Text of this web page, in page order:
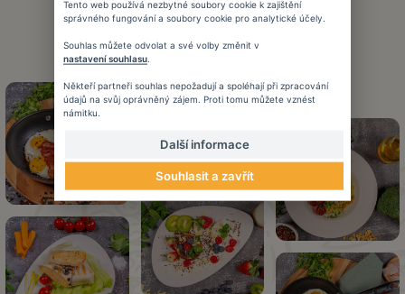
Tento web používá nezbytné soubory cookie k zajištění
správného fungování a soubory cookie pro analytické účely.
Souhlas můžete odvolat a své volby změnit v
nastavení souhlasu
Někteří partneři souhlas nepožadují a spoléhají při zpracování
údajů na svůj oprávněný zájem. Proti tomu můžete vznést
námitku.
Další informace
Souhlasit a zavřít